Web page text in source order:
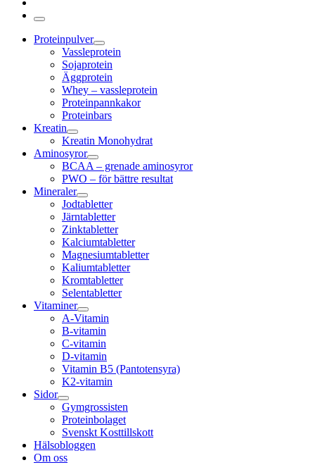
Meny
Proteinpulver
Vassleprotein
Sojaprotein
Äggprotein
Whey – vassleprotein
Proteinpannkakor
Proteinbars
Kreatin
Kreatin Monohydrat
Aminosyror
BCAA – grenade aminosyror
PWO – för bättre resultat
Mineraler
Jodtabletter
Järntabletter
Zinktabletter
Kalciumtabletter
Magnesiumtabletter
Kaliumtabletter
Kromtabletter
Selentabletter
Vitaminer
A-Vitamin
B-vitamin
C-vitamin
D-vitamin
Vitamin B5 (Pantotensyra)
K2-vitamin
Sidor
Gymgrossisten
Proteinbolaget
Svenskt Kosttillskott
Hälsobloggen
Om oss